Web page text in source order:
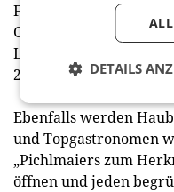
Fluss“ sowie das
Gastwirtschaft“ (1
Luna“(je 1 Haube)
2 Hauben) und viele
Ebenfalls werden
und Topgastronomen
„Pichlmaiers zum
öffnen und jeden
DETAILS